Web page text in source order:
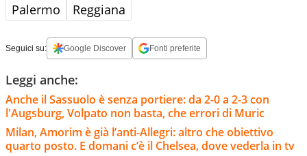
Palermo Reggiana
Seguici su: Google Discover Fonti preferite
Leggi anche:
Anche il Sassuolo è senza portiere: da 2-0 a 2-3 con
l'Augsburg, Volpato non basta, che errori di Muric
Milan, Amorim è già l’anti-Allegri: altro che obiettivo
quarto posto. E domani c’è il Chelsea, dove vederla in tv